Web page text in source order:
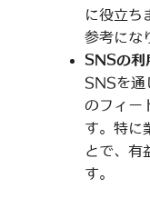
に役立ち
参考にな
SNSの利
SNSを通
のフィー
す。特に
とで、有
す。